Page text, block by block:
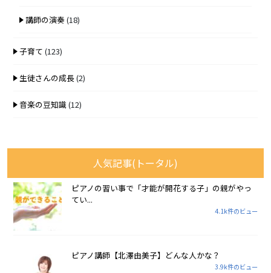
講師の演奏(18)
子育て (123)
生徒さんの成長(2)
音楽の豆知識(12)
人気記事(トータル)
ピアノの習い事で「才能が開花する子」の親がやっ
てい...
4.1k件のビュー
ピアノ講師【北澤由美子】どんな人かな？
3.9k件のビュー